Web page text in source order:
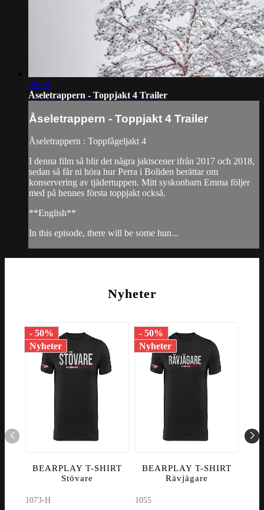
00:58
Åseletrappern - Toppjakt 4 Trailer
Åseletrappern - Toppjakt 4 Trailer
Åseletrappern : Toppfågeljakt 4
I denna film så blir det några jaktscener ifrån 2017 och 2018,
sedan så får ni höra hur Perra i Boliden berättar om
konservering av tjädertuppen. Mitt syskonbarn Emma följer
med på hennes första toppjakt också.
**English**
In this episode, there will be some hun...
Nyheter
- 50%
Nyheter
BEARPLAY T-SHIRT
Stövare
1073-H
- 50%
Nyheter
BEARPLAY T-SHIRT
Rävjägare
1055